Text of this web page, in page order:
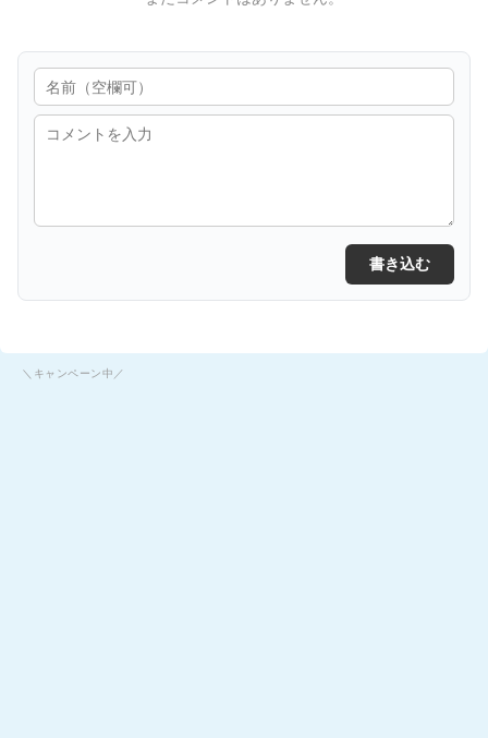
書き込む
＼キャンペーン中／